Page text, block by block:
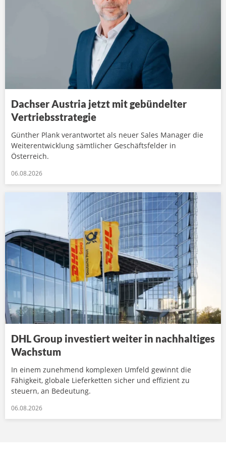
Dachser Austria jetzt mit gebündelter
Vertriebsstrategie
Günther Plank verantwortet als neuer Sales Manager die
Weiterentwicklung sämtlicher Geschäftsfelder in
Österreich.
06.08.2026
DHL Group investiert weiter in nachhaltiges
Wachstum
In einem zunehmend komplexen Umfeld gewinnt die
Fähigkeit, globale Lieferketten sicher und effizient zu
steuern, an Bedeutung.
06.08.2026